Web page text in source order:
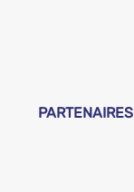
PARTENAIRES